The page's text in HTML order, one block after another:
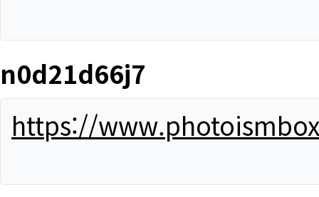
n0d21d66j7
https://